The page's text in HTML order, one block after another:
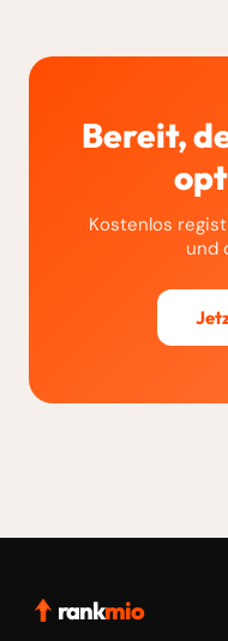
Bereit,
Kostenlos
und
rankmio